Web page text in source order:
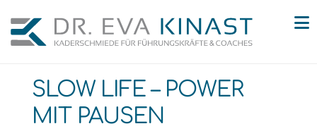
SLOW LIFE – POWER
MIT PAUSEN